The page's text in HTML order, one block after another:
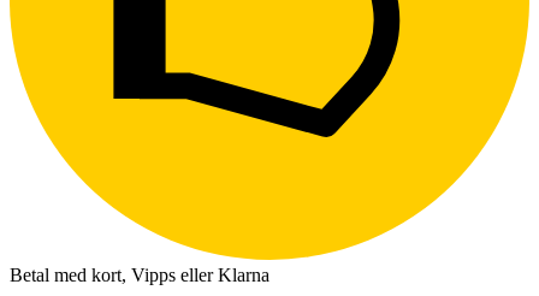
Betal med kort, Vipps eller Klarna